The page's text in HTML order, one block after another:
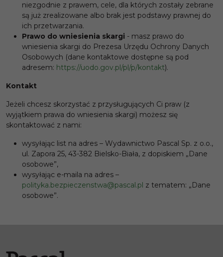
niezgodnie z prawem, cele, dla których zostały zebrane
są już zrealizowane albo brak jest podstawy prawnej do
ich przetwarzania.
Prawo do wniesienia skargi - masz prawo do
wniesienia skargi do Prezesa Urzędu Ochrony Danych
Osobowych (dane kontaktowe dostępne są pod
adresem: https://uodo.gov.pl/pl/p/kontakt).
Kontakt
Jeżeli chcesz skorzystać z przysługujących Ci praw (z
wyjątkiem prawa do wniesienia skargi) możesz się
skontaktować z nami:
wysyłając list na adres – Wydawnictwo Pascal Sp. z o.o.,
ul. Zapora 25, 43-382 Bielsko-Biała, z dopiskiem „Dane
osobowe”,
wysyłając e-maila na adres –
polityka.bezpieczenstwa@pascal.pl z tematem: „Dane
osobowe”.